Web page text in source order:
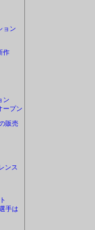
ョン
作
ン
ープン
販売
ンス
手は